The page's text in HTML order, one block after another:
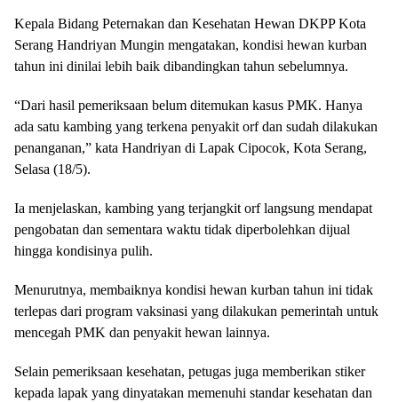
Kepala Bidang Peternakan dan Kesehatan Hewan DKPP Kota
Serang Handriyan Mungin mengatakan, kondisi hewan kurban
tahun ini dinilai lebih baik dibandingkan tahun sebelumnya.
“Dari hasil pemeriksaan belum ditemukan kasus PMK. Hanya
ada satu kambing yang terkena penyakit orf dan sudah dilakukan
penanganan,” kata Handriyan di Lapak Cipocok, Kota Serang,
Selasa (18/5).
Ia menjelaskan, kambing yang terjangkit orf langsung mendapat
pengobatan dan sementara waktu tidak diperbolehkan dijual
hingga kondisinya pulih.
Menurutnya, membaiknya kondisi hewan kurban tahun ini tidak
terlepas dari program vaksinasi yang dilakukan pemerintah untuk
mencegah PMK dan penyakit hewan lainnya.
Selain pemeriksaan kesehatan, petugas juga memberikan stiker
kepada lapak yang dinyatakan memenuhi standar kesehatan dan